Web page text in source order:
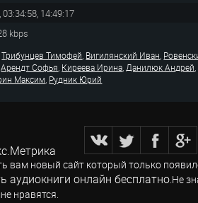
14:49:17
kbps
Трибунцев Тимофей, Вигилянский Иван,
Арендт Софья, Киреева Ирина,Данилюк Андрей,
Максим, Рудник Юрий
вам новый сайт который только
аудиокниги онлайн бесплатно.Не
нравятся.